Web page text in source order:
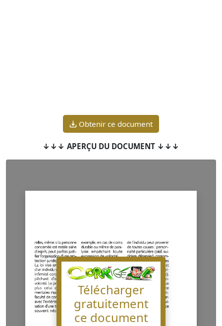
Obtenir ce document
↓↓↓ APERÇU DU DOCUMENT ↓↓↓
Télécharger
gratuitement
ce document